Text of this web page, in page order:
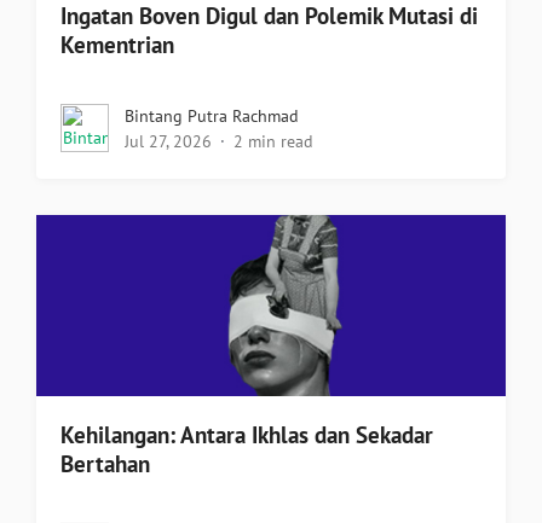
Ingatan Boven Digul dan Polemik Mutasi di
Kementrian
Bintang Putra Rachmad
Jul 27, 2026
2 min read
Kehilangan: Antara Ikhlas dan Sekadar
Bertahan